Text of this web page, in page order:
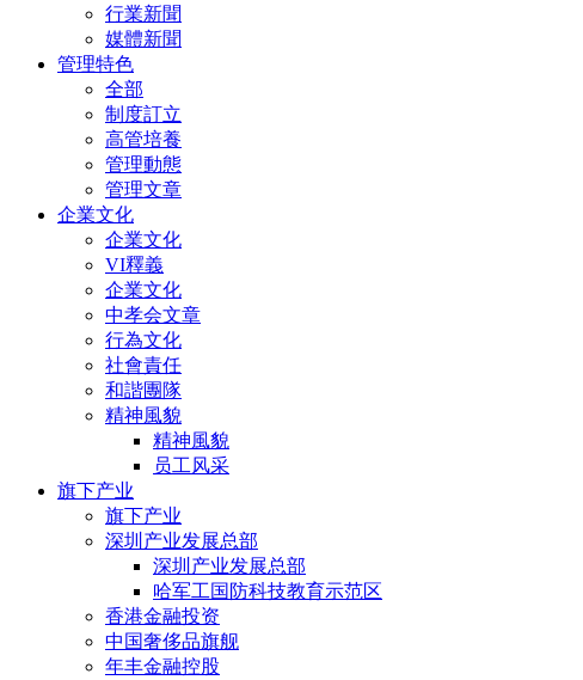
行業新聞
媒體新聞
管理特色
全部
制度訂立
高管培養
管理動態
管理文章
企業文化
企業文化
VI釋義
企業文化
中孝会文章
行為文化
社會責任
和諧團隊
精神風貌
精神風貌
员工风采
旗下产业
旗下产业
深圳产业发展总部
深圳产业发展总部
哈军工国防科技教育示范区
香港金融投资
中国奢侈品旗舰
年丰金融控股